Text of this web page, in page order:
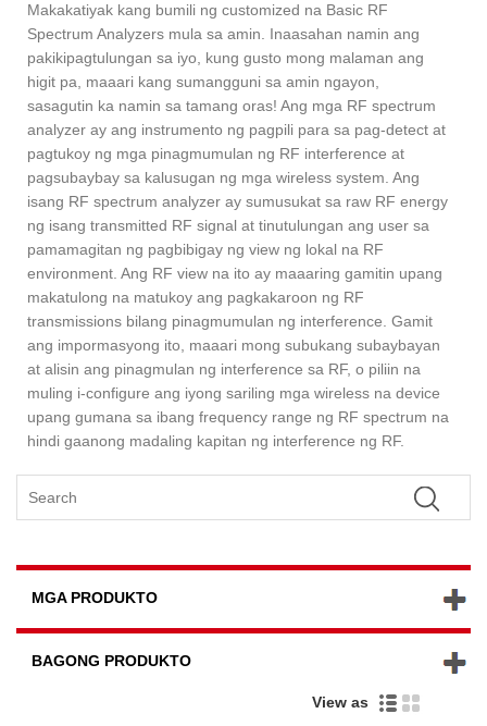
Makakatiyak kang bumili ng customized na Basic RF
Spectrum Analyzers mula sa amin. Inaasahan namin ang
pakikipagtulungan sa iyo, kung gusto mong malaman ang
higit pa, maaari kang sumangguni sa amin ngayon,
sasagutin ka namin sa tamang oras! Ang mga RF spectrum
analyzer ay ang instrumento ng pagpili para sa pag-detect at
pagtukoy ng mga pinagmumulan ng RF interference at
pagsubaybay sa kalusugan ng mga wireless system. Ang
isang RF spectrum analyzer ay sumusukat sa raw RF energy
ng isang transmitted RF signal at tinutulungan ang user sa
pamamagitan ng pagbibigay ng view ng lokal na RF
environment. Ang RF view na ito ay maaaring gamitin upang
makatulong na matukoy ang pagkakaroon ng RF
transmissions bilang pinagmumulan ng interference. Gamit
ang impormasyong ito, maaari mong subukang subaybayan
at alisin ang pinagmulan ng interference sa RF, o piliin na
muling i-configure ang iyong sariling mga wireless na device
upang gumana sa ibang frequency range ng RF spectrum na
hindi gaanong madaling kapitan ng interference ng RF.
MGA PRODUKTO
BAGONG PRODUKTO
View as